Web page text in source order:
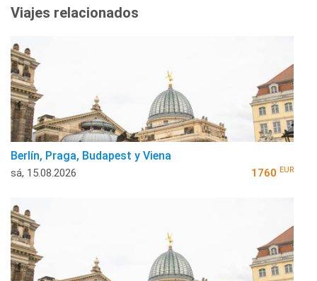
Viajes relacionados
Berlín, Praga, Budapest y Viena
sá, 15.08.2026 1760 EUR